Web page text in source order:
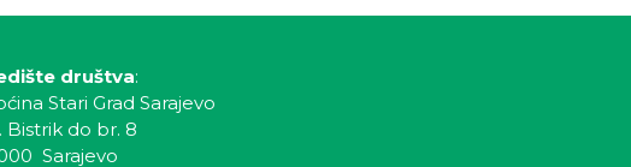
društva:
Stari Grad Sarajevo
Bistrik do br. 8
Sarajevo